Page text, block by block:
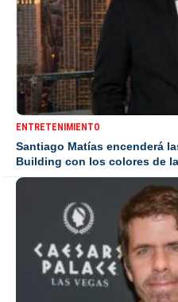
ENTRETENIMIENTO
Santiago Matías encenderá
Building con los colores de